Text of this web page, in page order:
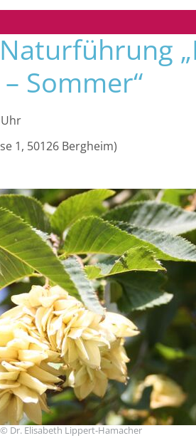
Naturführung
Sommer“
Uhr
1, 50126 Bergheim)
Dr. Elisabeth Lippert-Hamacher